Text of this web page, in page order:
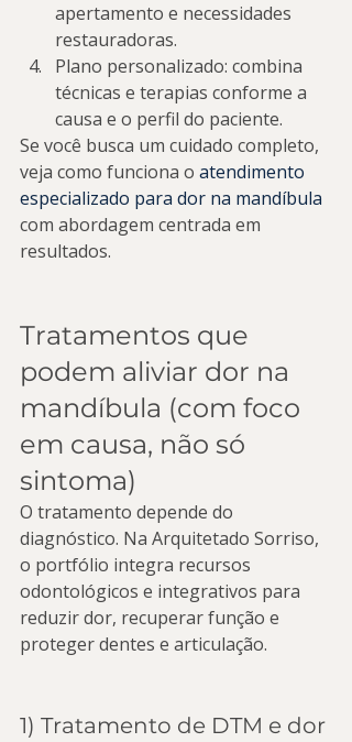
apertamento e necessidades
restauradoras.
Plano personalizado: combina
técnicas e terapias conforme a
causa e o perfil do paciente.
Se você busca um cuidado completo,
veja como funciona o atendimento
especializado para dor na mandíbula
com abordagem centrada em
resultados.
Tratamentos que
podem aliviar dor na
mandíbula (com foco
em causa, não só
sintoma)
O tratamento depende do
diagnóstico. Na Arquitetado Sorriso,
o portfólio integra recursos
odontológicos e integrativos para
reduzir dor, recuperar função e
proteger dentes e articulação.
1) Tratamento de DTM e dor